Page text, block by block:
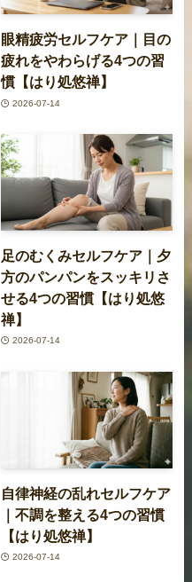
眼精疲労セルフケア｜目の
疲れをやわらげる4つの習
慣【はり処悠禅】
2026-07-14
足のむくみセルフケア｜夕
方のパンパンをスッキリさ
せる4つの習慣【はり処悠
禅】
2026-07-14
自律神経の乱れセルフケア
｜不調を整える4つの習慣
【はり処悠禅】
2026-07-14